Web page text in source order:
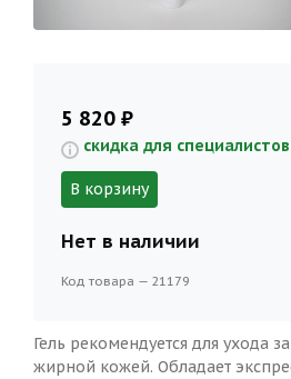
Гель рекомендуется для ухода
жирной кожей. Обладает
5 820 ₽
скидка для специалистов
В корзину
Нет в наличии
Код товара — 21179